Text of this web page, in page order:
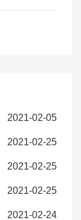
2021-02-05
2021-02-25
2021-02-25
2021-02-25
2021-02-24